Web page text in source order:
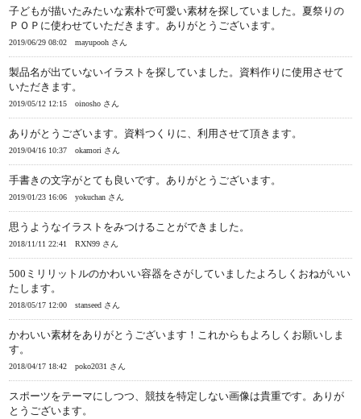
子どもが描いたみたいな素朴で可愛い素材を探していました。夏祭りの
ＰＯＰに使わせていただきます。ありがとうございます。
2019/06/29 08:02 mayupooh さん
製品名が出ていないイラストを探していました。資料作りに使用させて
いただきます。
2019/05/12 12:15 oinosho さん
ありがとうございます。資料つくりに、利用させて頂きます。
2019/04/16 10:37 okamori さん
手書きの文字がとても良いです。ありがとうございます。
2019/01/23 16:06 yokuchan さん
思うようなイラストをみつけることができました。
2018/11/11 22:41 RXN99 さん
500ミリリットルのかわいい容器をさがしていましたよろしくおねがいい
たします。
2018/05/17 12:00 stanseed さん
かわいい素材をありがとうございます！これからもよろしくお願いしま
す。
2018/04/17 18:42 poko2031 さん
スポーツをテーマにしつつ、競技を特定しない画像は貴重です。ありが
とうございます。